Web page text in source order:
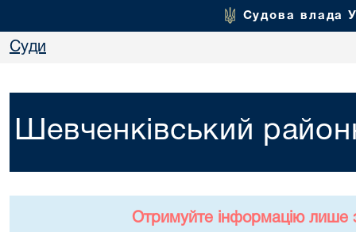
Судова влада
Суди
Шевченківський
Отримуйте інформацію лише